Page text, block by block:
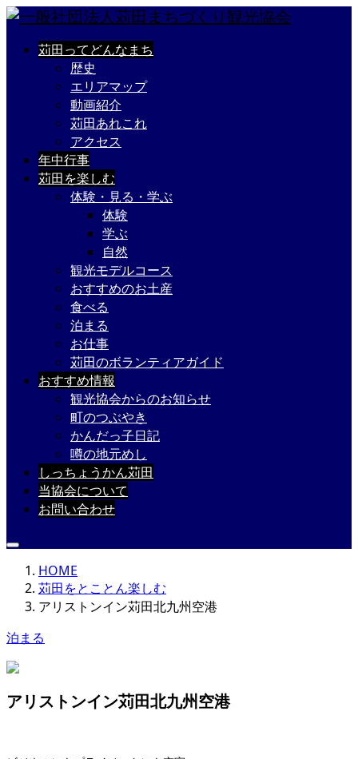
苅田ってどんなまち
歴史
エリアマップ
動画紹介
苅田あれこれ
アクセス
年中行事
苅田を楽しむ
体験・見る・学ぶ
体験
学ぶ
自然
観光モデルコース
おすすめのお土産
食べる
泊まる
お仕事
苅田のボランティアガイド
おすすめ情報
観光協会からのお知らせ
町のつぶやき
かんだっ子日記
噂の地元めし
しっちょうかん苅田
当協会について
お問い合わせ
HOME
苅田をとことん楽しむ
アリストンイン苅田北九州空港
泊まる
アリストンイン苅田北九州空港